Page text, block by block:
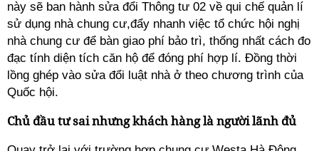
này sẽ ban hành sửa đổi Thông tư 02 về qui chế quản lí
sử dụng nhà chung cư,đẩy nhanh việc tổ chức hội nghị
nhà chung cư để bàn giao phí bảo trì, thống nhất cách đo
đạc tính diện tích căn hộ để đóng phí hợp lí. Đồng thời
lồng ghép vào sửa đổi luật nhà ở theo chương trình của
Quốc hội.
Chủ đầu tư sai nhưng khách hàng là người lãnh đủ